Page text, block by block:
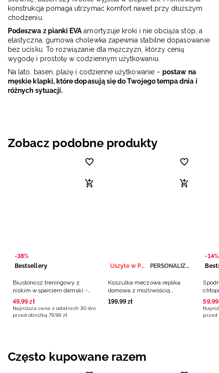
konstrukcja pomaga utrzymać komfort nawet przy dłuższym
chodzeniu.
Podeszwa z pianki EVA amortyzuje kroki i nie obciąża stóp, a
elastyczna, gumowa cholewka zapewnia stabilne dopasowanie
bez ucisku. To rozwiązanie dla mężczyzn, którzy cenią
wygodę i prostotę w codziennym użytkowaniu.
Na lato, basen, plażę i codzienne użytkowanie –postaw na
męskie klapki, które dopasują się do Twojego tempa dnia i
różnych sytuacji.
Zobacz podobne produkty
-38%
Bestsellery
Biustonosz treningowy z
niskim wsparciem damski -
czarny
49,99 zł
Najniższa cena z ostatnich 30 dni
przed obniżką 79,99 zł
Uszyte w Polsce PERSONALIZACJA
Koszulka meczowa replika
domowa z możliwością
personalizacji męska 4F x
Polska Siatkówka - biała
199,99 zł
-14%
59,99
przed
Często kupowane razem